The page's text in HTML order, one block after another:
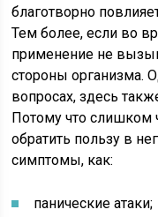
благотворно
Тем более, если во
применение не
стороны организма.
вопросах, здесь
Потому что слишком
обратить пользу в
симптомы, как:
панические атаки;